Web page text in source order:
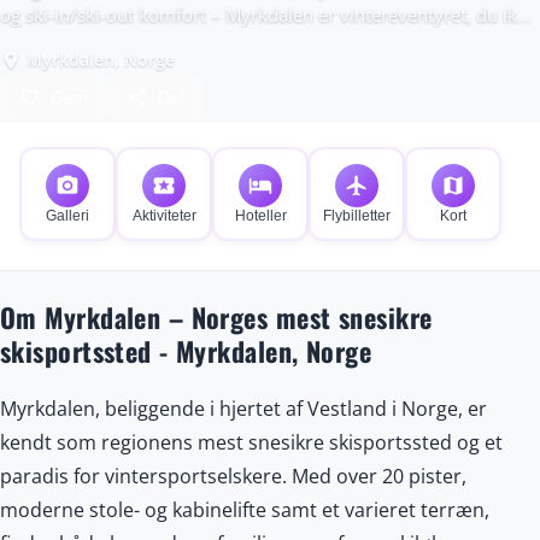
og ski-in/ski-out komfort – Myrkdalen er vintereventyret, du ikke
place Myrkdalen, Norge
photo_camera
Galleri
local_activity
Aktiviteter
hotel
Hoteller
flight
Flybilletter
map
Kort
Om Myrkdalen – Norges mest snesikre
skisportssted - Myrkdalen, Norge
Myrkdalen, beliggende i hjertet af Vestland i Norge, er
kendt som regionens mest snesikre skisportssted og et
paradis for vintersportselskere. Med over 20 pister,
moderne stole- og kabinelifte samt et varieret terræn,